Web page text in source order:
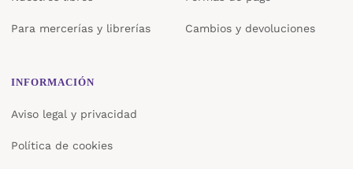
Para mercerías y librerías Cambios y devoluciones
INFORMACIÓN
Aviso legal y privacidad
Política de cookies